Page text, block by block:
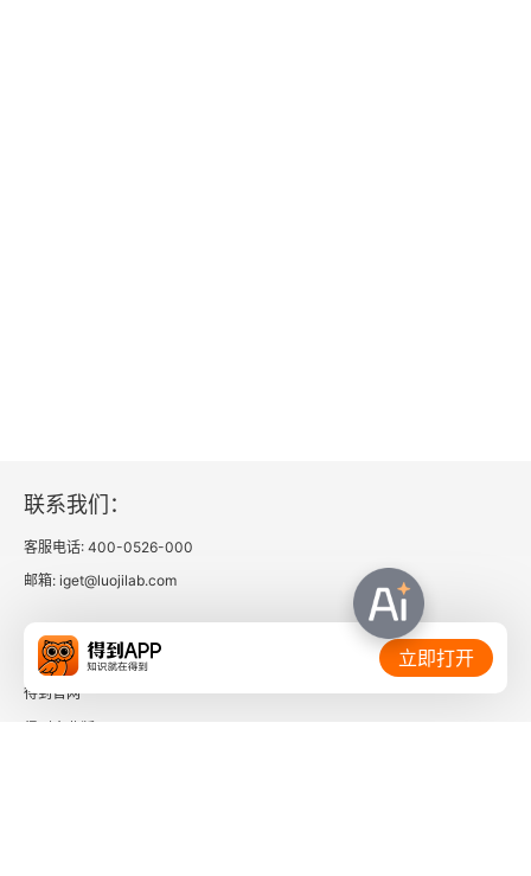
联系我们：
客服电话: 400-0526-000
邮箱: iget@luojilab.com
相关链接：
得到官网
立即打开